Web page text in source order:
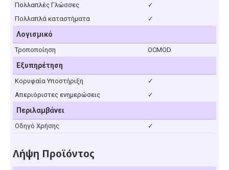
Πολλαπλές Γλώσσες
✓
Πολλαπλά καταστήματα
✓
Λογισμικό
Τροποποίηση OCMOD
Εξυπηρέτηση
Κορυφαία Υποστήριξη
✓
Απεριόριστες ενημερώσεις
✓
Περιλαμβάνει
Οδηγό Χρήσης ✓
Λήψη Προϊόντος